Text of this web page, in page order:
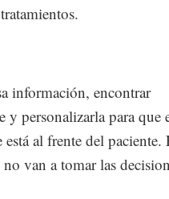
información, encontrar
personalizarla para que
al frente del paciente.
van a tomar las